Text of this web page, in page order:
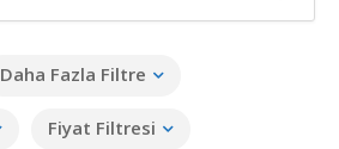
Daha Fazla Filtre
Fiyat Filtresi